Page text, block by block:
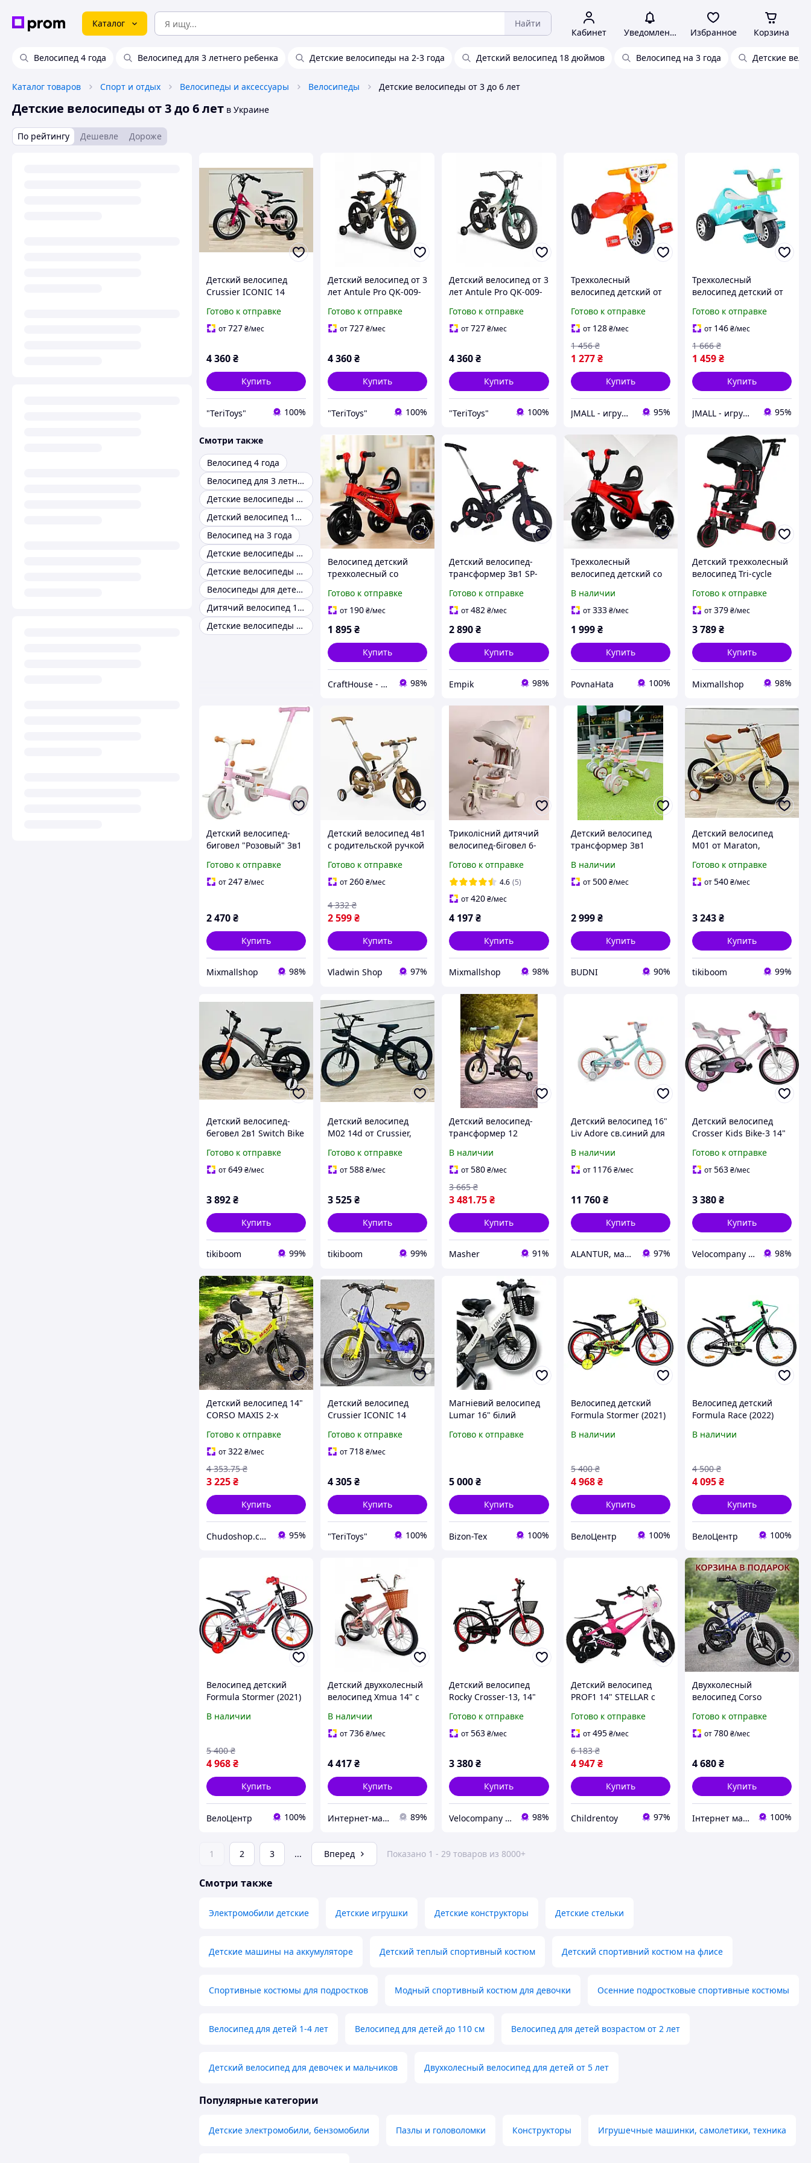
Каталог Найти
Кабинет Уведомления Избранное Корзина
Велосипед 4 года Велосипед для 3 летнего ребенка Детские велосипеды на 2-3 года Детский велосипед 18 дюймов Велосипед на 3 года Детские
Каталог товаров Спорт и отдых Велосипеды и аксессуары Велосипеды Детские велосипеды от 3 до 6 лет
Детские велосипеды от 3 до 6 лет в Украине
По рейтингу Дешевле Дороже
Детский велосипед
Crussier ICONIC 14
звонком и
дополнительными
Розовый
Готово к отправке
от727₴/мес
4 360₴
Купить
"TeriToys" 100%
Детский велосипед от 3
лет Antule Pro QK-009-
магниевой рамой и
дисковыми тормозами
Готово к отправке
от727₴/мес
4 360₴
Купить
"TeriToys" 100%
Детский велосипед от 3
лет Antule Pro QK-009-
с магниевой рамой и
дисковыми тормозами
Готово к отправке
от727₴/мес
4 360₴
Купить
"TeriToys" 100%
Трехколесный
велосипед детский от
Красно-желтый
Готово к отправке
от 128 ₴/мес
1 277 ₴
1 456 ₴
Купить
JMALL - игрушки и товары для детей 95%
Трехколесный
велосипед детский от
Tricycle Бирюзово-
белый
Готово к отправке
от 146₴/мес
1 459₴
1 666 ₴
Купить
JMALL - игрушки и товары для детей 95%
Смотри также
Велосипед 4 года
Велосипед для 3 летнего ребенка
Детские велосипеды на 2-3 года
Детский велосипед 18 дюймов
Велосипед на 3 года
Детские велосипеды на 3-4 года
Детские велосипеды 2-4 года
Велосипеды для детей от года
Дитячий велосипед 16 дюймов
Детские велосипеды corso
Велосипед детский
трехколесный со
звуковыми эффектами
для детей 2-5 лет
спинкой, педали
Готово к отправке
от 190₴/мес
1 895₴
Купить
CraftHouse - товары для всей семьи 98%
Детский велосипед-
трансформер 3в1 SP-
ручкой и складным
механизмом (беговел-
Готово к отправке
от482₴/мес
2 890₴
Купить
Empik 98%
Трехколесный
велосипед детский со
лет, до 30 кг
В наличии
от333 ₴/мес
1 999 ₴
Купить
PovnaHata 100%
Детский трехколесный
велосипед Tri-cycle
трансформер для роста
ребенка Красный
Готово к отправке
от379₴/мес
3 789₴
Купить
Mixmallshop 98%
Детский велосипед-
биговел "Розовый" 3в1
с родительской ручкой
Готово к отправке
от 247₴/мес
2 470₴
Купить
Mixmallshop 98%
Детский велосипед 4в1
с родительской ручкой
колесами и подсветкой
Детские велосипеды
Готово к отправке
от260₴/мес
2 599₴
4 332 ₴
Купить
Vladwin Shop 97%
Триколісний дитячий
велосипед-біговел 6-
Milano 002 з
батьківською ручкою
кремовый
Готово к отправке
4.6 (5)
от420₴/мес
4 197₴
Купить
Mixmallshop 98%
Детский велосипед
трансформер 3в1
Родительская ручка
В наличии
от500 ₴/мес
2 999 ₴
Купить
BUDNI 90%
Детский велосипед
M01 от Maraton,
алюминиевый, колеса
14 дюймов, с
Готово к отправке
от540₴/мес
3 243₴
Купить
tikiboom 99%
Детский велосипед-
беговел 2в1 Switch Bike
двухколесный,
карбоновый, колеса 14
черный
Готово к отправке
от649₴/мес
3 892₴
Купить
tikiboom 99%
Детский велосипед
M02 14d от Crussier,
магниевый, колеса 14
дюймов, с корзинкой,
мальчика
Готово к отправке
от588₴/мес
3 525₴
Купить
tikiboom 99%
Детский велосипед-
трансформер 12
фирмы Nadle, велобег-
беговел с родительской
ручкой, голубой
В наличии
от580₴/мес
3 481.75₴
3 665 ₴
Купить
Masher 91%
Детский велосипед 16"
Liv Adore св.синий для
корзиной и
вспомогательными
В наличии
от 1176 ₴/мес
11 760 ₴
Купить
ALANTUR, магазин туристичного спорядження та велосипедів 97%
Детский велосипед
Crosser Kids Bike-3 14"
Готово к отправке
от563₴/мес
3 380₴
Купить
Velocompany - магазин велосипедов, аксессуаров и запчастей. Дропшипинг, оптовая торговля. 98%
Детский велосипед 14"
CORSO MAXIS 2-х
дополнительными
колёсами для детей 3-5
лет жёлтый
Готово к отправке
от322₴/мес
3 225₴
4 353.75 ₴
Купить
Chudoshop.com.ua 95%
Детский велосипед
Crussier ICONIC 14
магниевая рама,
дисковые тормоза
Готово к отправке
от718₴/мес
4 305₴
Купить
"TeriToys" 100%
Магніевий велосипед
Lumar 16" білий
Готово к отправке
5 000₴
Купить
Bizon-Tex 100%
Велосипед детский
Formula Stormer (2021)
Жёлтый
В наличии
4 968 ₴
5 400 ₴
Купить
ВелоЦентр 100%
Велосипед детский
Formula Race (2022)
зеленым
В наличии
4 095₴
4 500 ₴
Купить
ВелоЦентр 100%
Велосипед детский
Formula Stormer (2021)
В наличии
4 968₴
5 400 ₴
Купить
ВелоЦентр 100%
Детский двухколесный
велосипед Xmua 14" с
дополнительные
колеса, 3 цвета
В наличии
от736₴/мес
4 417₴
Купить
Интернет-магазин "Маленький Гонщик" 89%
Детский велосипед
Rocky Crosser-13, 14"
Готово к отправке
от563₴/мес
3 380₴
Купить
Velocompany - магазин велосипедов, аксессуаров и запчастей. Дропшипинг, оптовая торговля. 98%
Детский велосипед
PROF1 14" STELLAR с
вилкой, передними и
задними дисковыми
тормозами
Готово к отправке
от495 ₴/мес
4 947 ₴
6 183 ₴
Купить
Childrentoy 97%
Двухколесный
велосипед Corso
14 дюймов , от 3 лет
Готово к отправке
от780₴/мес
4 680₴
Купить
Інтернет магазин Baby-joys 100%
1 2 3 ... Вперед Показано 1 - 29 товаров из 8000+
Смотри также
Электромобили детские Детские игрушки Детские конструкторы Детские стельки
Детские машины на аккумуляторе Детский теплый спортивный костюм Детский спортивний костюм на флисе
Спортивные костюмы для подростков Модный спортивный костюм для девочки Осенние подростковые спортивные костюмы
Велосипед для детей 1-4 лет Велосипед для детей до 110 см Велосипед для детей возрастом от 2 лет
Детский велосипед для девочек и мальчиков Двухколесный велосипед для детей от 5 лет
Популярные категории
Детские электромобили, бензомобили Пазлы и головоломки Конструкторы Игрушечные машинки, самолетики, техника